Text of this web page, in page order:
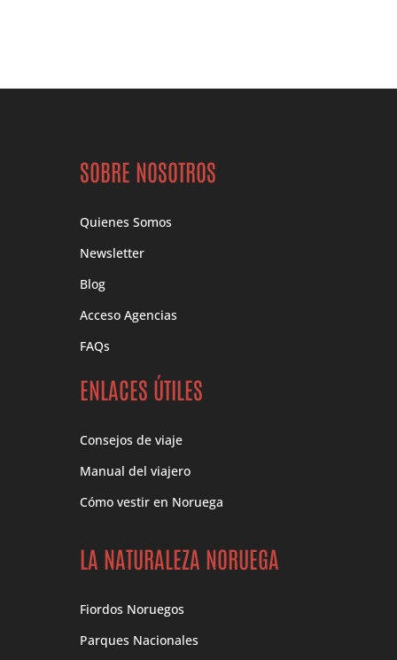
SOBRE NOSOTROS
Quienes Somos
Newsletter
Blog
Acceso Agencias
FAQs
ENLACES ÚTILES
Consejos de viaje
Manual del viajero
Cómo vestir en Noruega
LA NATURALEZA NORUEGA
Fiordos Noruegos
Parques Nacionales